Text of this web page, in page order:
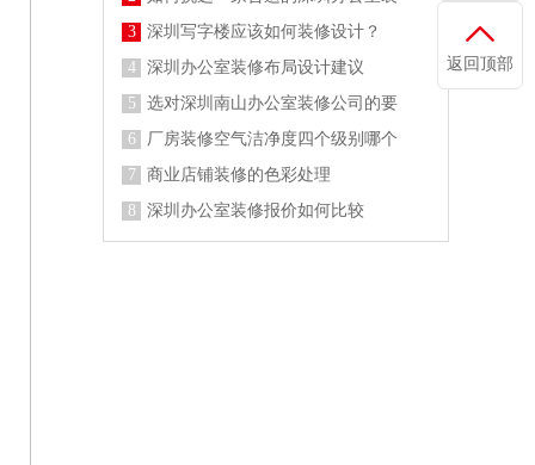
3
深圳写字楼应该如何装修设计？
4
深圳办公室装修布局设计建议
5
选对深圳南山办公室装修公司的要
6
厂房装修空气洁净度四个级别哪个
7
商业店铺装修的色彩处理
8
深圳办公室装修报价如何比较
返回顶部